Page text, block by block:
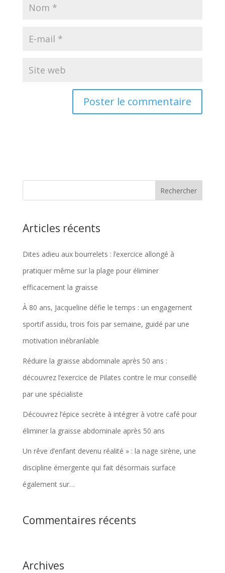
Articles récents
Dites adieu aux bourrelets : l’exercice allongé à
pratiquer même sur la plage pour éliminer
efficacement la graisse
À 80 ans, Jacqueline défie le temps : un engagement
sportif assidu, trois fois par semaine, guidé par une
motivation inébranlable
Réduire la graisse abdominale après 50 ans :
découvrez l’exercice de Pilates contre le mur conseillé
par une spécialiste
Découvrez l’épice secrète à intégrer à votre café pour
éliminer la graisse abdominale après 50 ans
Un rêve d’enfant devenu réalité » : la nage sirène, une
discipline émergente qui fait désormais surface
également sur…
Commentaires récents
Archives